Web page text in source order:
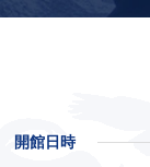
開館日時